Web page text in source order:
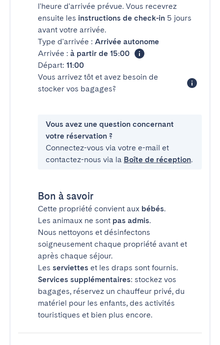
l'heure d'arrivée prévue. Vous recevrez
ensuite les instructions de check-in 5 jours
avant votre arrivée.
Type d'arrivée : Arrivée autonome
Arrivée : à partir de 15:00
Départ: 11:00
Vous arrivez tôt et avez besoin de
stocker vos bagages?
Vous avez une question concernant
votre réservation ?
Connectez-vous via votre e-mail et
contactez-nous via la Boîte de réception.
Bon à savoir
Cette propriété convient aux bébés.
Les animaux ne sont pas admis.
Nous nettoyons et désinfectons
soigneusement chaque propriété avant et
après chaque séjour.
Les serviettes et les draps sont fournis.
Services supplémentaires: stockez vos
bagages, réservez un chauffeur privé, du
matériel pour les enfants, des activités
touristiques et bien plus encore.